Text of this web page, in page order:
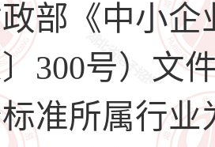
部《中小
〕300号）
准所属行